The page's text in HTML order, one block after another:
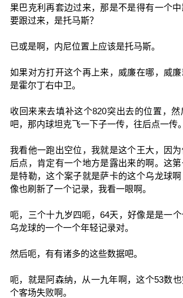
果巴克利再套边过来，那是不是得有一个
要跟过来，是托马斯？
已或是啊，内尼位置上应该是托马斯。
如果对方打开这个再上来，威廉在哪，威
是霍尔丁右中卫。
收回来来去填补这个820突出去的位置，
吧，那内球坦克飞一下子一传，往后点一传。
我看他一跑出空位，我就是这个王大，因
后点，肯定有一个地方是露出来的啊。这
是特勒，这个案子就是萨卡的这个乌龙球
像也刷新了一个记录，我看一眼啊。
呃，三个十九岁四呃，64天，好像是是一
乌龙球的一个一个年轻记录对。
然后呃，有有诸多的这些数据吧。
呃，就是阿森纳，从一九年啊，这个53数
个客场失败啊。